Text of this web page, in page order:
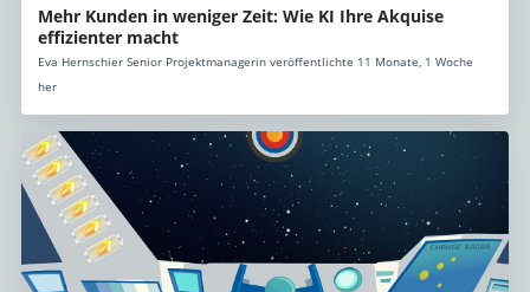
Mehr Kunden in weniger Zeit: Wie KI Ihre Akquise
effizienter macht
Eva Hernschier Senior Projektmanagerin veröffentlichte 11 Monate, 1 Woche
her